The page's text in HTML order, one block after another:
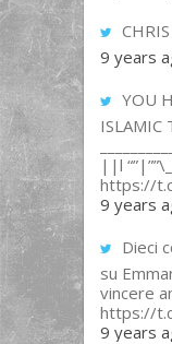
9 years
YOU
ISLAMIC
||l
https://
9 years
Dieci
su
vincere
https://
9 years